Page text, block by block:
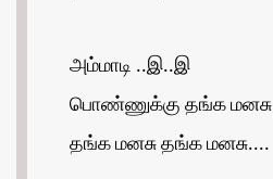
அம்மாடி ..இ..இ
பொண்ணுக்கு தங்க மனசு
தங்க மனசு தங்க மனசு....